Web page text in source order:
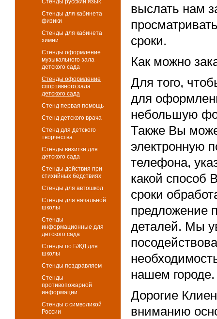
Стенды русский язык
Стенды для кабинета
физики
Стенды для кабинета
химии
Стенды оформление
музыкального зала
детского сада
Стенды оформление
спортивного зала
детского сада
Стенд первая помощь
Стенд детского врача
Стенд для детского
творчества
Стенды визитки для
детского сада
Стенды действия при
стихийных бедствиях
Стенды для автошкол
Стенды для начальной
школы
Стенды
информационные для
детского сада
Стенды по БЖД для
школы
Стенды поздравляем
Стенды
противопожарной
информации
Стенды с символикой
России
выслать нам
сроки.
Как можно
Для того,
для
небольшую
Также Вы
электронную
телефона,
какой
сроки
предложение
деталей. Мы
нашем городе.
Дорогие
вниманию